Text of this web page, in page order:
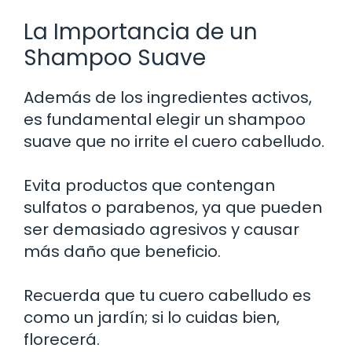
La Importancia de un
Shampoo Suave
Además de los ingredientes activos,
es fundamental elegir un shampoo
suave que no irrite el cuero cabelludo.
Evita productos que contengan
sulfatos o parabenos, ya que pueden
ser demasiado agresivos y causar
más daño que beneficio.
Recuerda que tu cuero cabelludo es
como un jardín; si lo cuidas bien,
florecerá.